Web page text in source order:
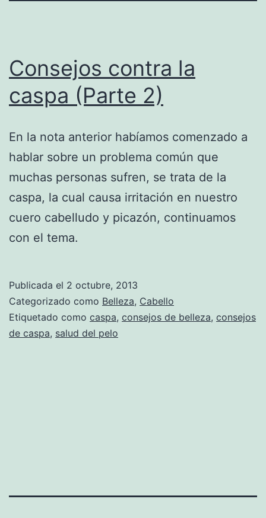
Consejos contra la
caspa (Parte 2)
En la nota anterior habíamos comenzado a
hablar sobre un problema común que
muchas personas sufren, se trata de la
caspa, la cual causa irritación en nuestro
cuero cabelludo y picazón, continuamos
con el tema.
Publicada el 2 octubre, 2013
Categorizado como Belleza, Cabello
Etiquetado como caspa, consejos de belleza, consejos
de caspa, salud del pelo